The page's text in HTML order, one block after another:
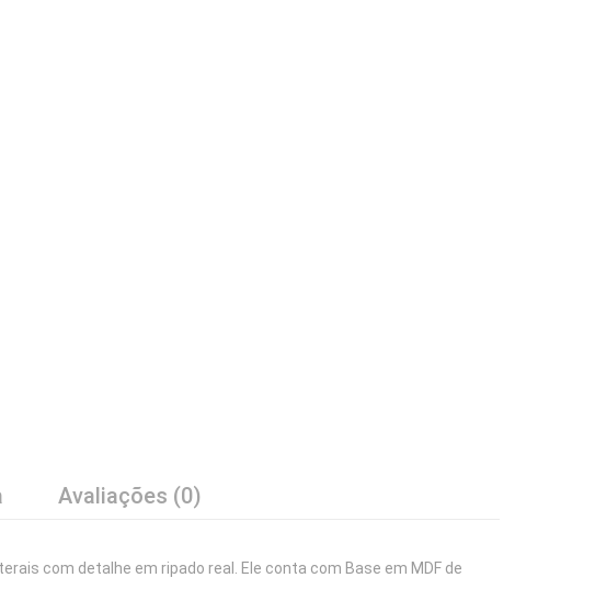
Avaliações (0)
com detalhe em ripado real. Ele conta com Base em MDF de